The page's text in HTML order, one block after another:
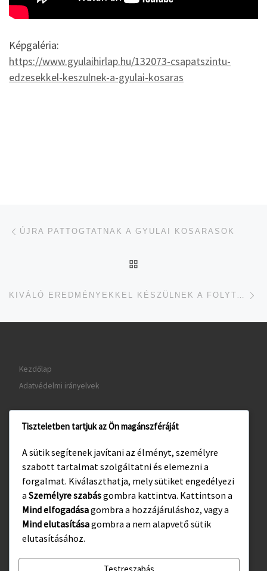
Képgaléria:
https://www.gyulaihirlap.hu/132073-csapatszintu-
edzesekkel-keszulnek-a-gyulai-kosaras
Navigálás a bejegyzések között
ÚJRA PATTOGTATNAK A GYULAI KOSARASOK
KIVÁLÓ EREDMÉNYEKKEL KÉSZÜLNEK A FOLYTATÁSRA A GYULAI ATLÉTÁK
Kezdőlap
Adatvédelmi irányelvek
www.visitgyula.com
www.gyulakult.hu
Facebook Instagram
Tiszteletben tartjuk az Ön magánszféráját
A sütik segítenek javítani az élményt, személyre
szabott tartalmat szolgáltatni és elemezni a
forgalmat. Kiválaszthatja, mely sütiket engedélyezi
a Személyre szabásgombra kattintva. Kattintson a
Mind elfogadásagombra a hozzájáruláshoz, vagy a
Mind elutasításagombra a nem alapvető sütik
elutasításához.